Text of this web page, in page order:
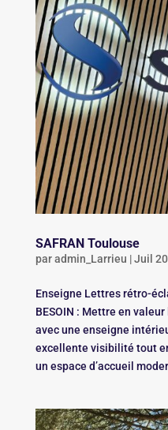
SAFRAN Toulouse
paradmin_Larrieu |Juil
Enseigne Lettres rétro-
BESOIN : Mettre en
avec une enseigne
excellente visibilité tout
un espace d’accueil